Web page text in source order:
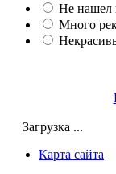
Не нашел
Много
Загрузка ...
Карта сайта